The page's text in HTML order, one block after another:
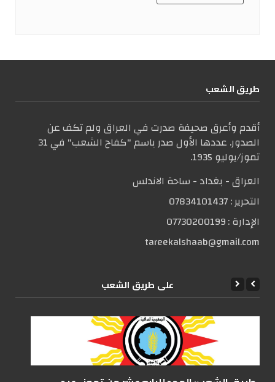
طریق الشعب
أقدم وأعرق صحيفة صدرت في العراق ولم تكف عن
الصدور. عددها الأول صدر باسم "كفاح الشعب" في 31
تموز/يوليو 1935.
العراق - بغداد - ساحة الاندلس
التحریر :07834101437
الإدارة :07730200199
tareekalshaab@gmail.com
علی طریق الشعب